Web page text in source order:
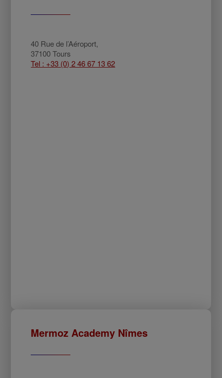
40 Rue de l’Aéroport,
37100 Tours
Tel : +33 (0) 2 46 67 13 62
Mermoz Academy Nîmes